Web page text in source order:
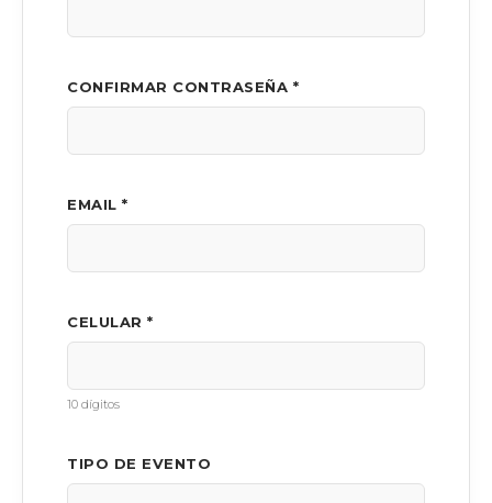
CONFIRMAR CONTRASEÑA *
EMAIL *
CELULAR *
10 dígitos
TIPO DE EVENTO